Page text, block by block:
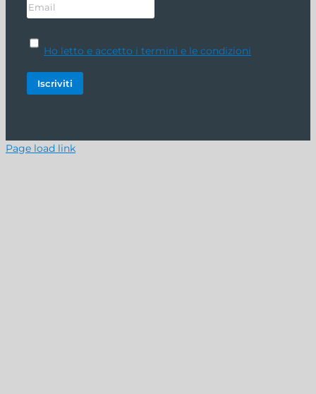
Ho letto e accetto i termini e le condizioni
Page load link